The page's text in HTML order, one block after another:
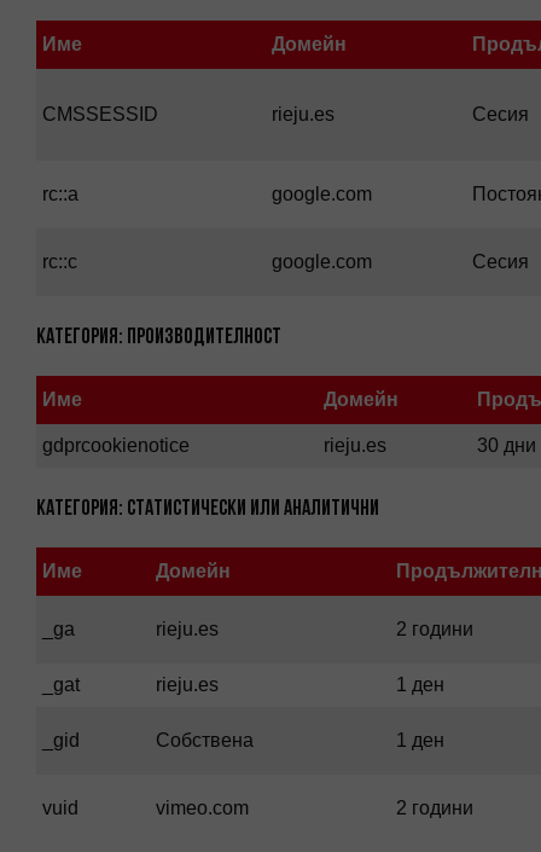
Име Домейн
CMSSESSID rieju.es Сесия
rc::a google.com
rc::c google.com Сесия
Категория: Производителност
Име Домейн
gdprcookienotice rieju.es 30 дни
Категория: Статистически или Аналитични
Име Домейн
_ga rieju.es 2 години
_gat rieju.es 1 ден
_gid Собствена 1 ден
vuid vimeo.com 2 години